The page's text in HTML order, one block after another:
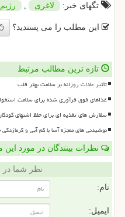
تگهای خبر: لاغری رژیم
این مطلب را می پسندید؟
تازه ترین مطالب مرتبط
تأثیر عادات روزانه بر سلامت بهتر قلب
غذاهای فوق فرآوری شده برای سلامت
سفارش های تغذیه ای برای حفظ اشتهای
نوشیدنی های معجزه آسا با کم آبی و
نظرات بینندگان در مورد
نظر شما در
نام:
ایمیل: